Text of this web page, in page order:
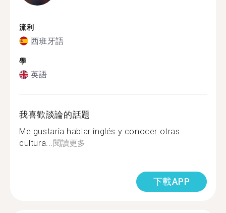
流利
西班牙語
學
英語
我喜歡談論的話題
Me gustaría hablar inglés y conocer otras
cultura...閱讀更多
下載APP